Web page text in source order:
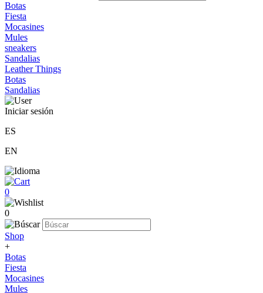
Botas
Fiesta
Mocasines
Mules
sneakers
Sandalias
Leather Things
Botas
Sandalias
Iniciar sesión
ES
EN
0
0
Shop
+
Botas
Fiesta
Mocasines
Mules